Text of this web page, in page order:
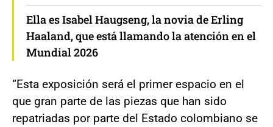
Ella es Isabel Haugseng, la novia de Erling
Haaland, que está llamando la atención en el
Mundial 2026
“Esta exposición será el primer espacio en el
que gran parte de las piezas que han sido
repatriadas por parte del Estado colombiano se